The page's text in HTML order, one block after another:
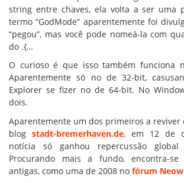
string entre chaves, ela volta a ser uma
termo “GodMode” aparentemente foi
“pegou”, mas você pode nomeá-la com
do .{…
O curioso é que isso também funciona
Aparentemente só no de 32-bit,
Explorer se fizer no de 64-bit. No
dois.
Aparentemente um dos primeiros a reviver
blog stadt-bremerhaven.de, em 12 de
notícia só ganhou repercussão
Procurando mais a fundo, encontra-se
antigas, como uma de 2008 no fórum